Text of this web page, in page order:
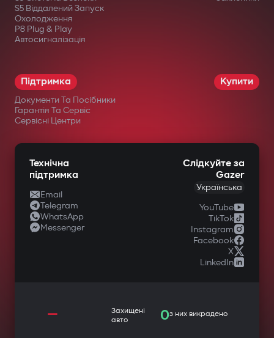
S5 Віддалений Запуск
Охолодження
P8 Plug & Play
Автосигналізація
Підтримка
Документи Та Посібники
Гарантія Та Сервіс
Сервісні Центри
Купити
Технічна
підтримка
Email
Telegram
WhatsApp
Messenger
Слідкуйте за
Gazer
Українська
YouTube
TikTok
Instagram
Facebook
X
LinkedIn
—
Захищені
авто
0з них викрадено